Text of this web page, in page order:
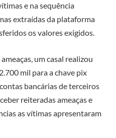
e na sequência
extraídas da plataforma
os valores exigidos.
um casal realizou
mil para a chave pix
bancárias de terceiros
reiteradas ameaças e
as vítimas apresentaram